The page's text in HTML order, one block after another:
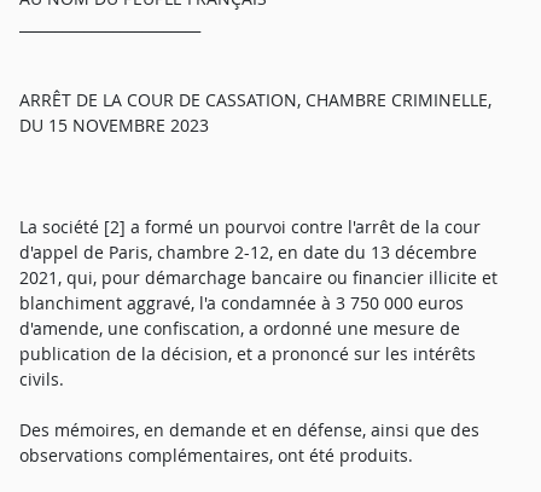
ARRÊT DE LA COUR DE CASSATION, CHAMBRE CRIMINELLE,
DU 15 NOVEMBRE 2023
La société [2] a formé un pourvoi contre l'arrêt de la cour
d'appel de Paris, chambre 2-12, en date du 13 décembre
2021, qui, pour démarchage bancaire ou financier illicite et
blanchiment aggravé, l'a condamnée à 3 750 000 euros
d'amende, une confiscation, a ordonné une mesure de
publication de la décision, et a prononcé sur les intérêts
civils.
Des mémoires, en demande et en défense, ainsi que des
observations complémentaires, ont été produits.